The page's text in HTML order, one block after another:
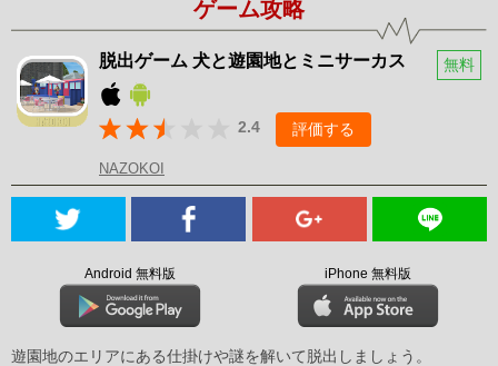
ゲーム攻略
脱出ゲーム 犬と遊園地とミニサーカス 無料
2.4 評価する
NAZOKOI
Android 無料版 iPhone 無料版
遊園地のエリアにある仕掛けや謎を解いて脱出しましょう。